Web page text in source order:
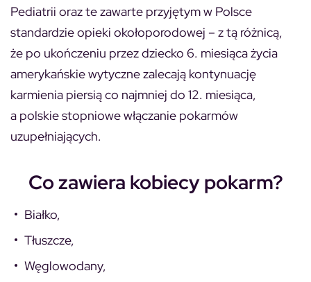
Pediatrii oraz te zawarte przyjętym w Polsce
standardzie opieki okołoporodowej – z tą różnicą,
że po ukończeniu przez dziecko 6. miesiąca życia
amerykańskie wytyczne zalecają kontynuację
karmienia piersią co najmniej do 12. miesiąca,
a polskie stopniowe włączanie pokarmów
uzupełniających.
Co zawiera kobiecy pokarm?
Białko,
Tłuszcze,
Węglowodany,